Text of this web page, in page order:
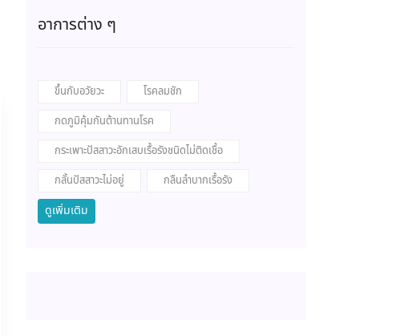
อาการต่าง ๆ
ขึ้นกับอวัยวะ
โรคลมชัก
กดภูมิคุ้มกันต้านทานโรค
กระเพาะปัสสาวะอักเสบเรื้อรังชนิดไม่ติดเชื้อ
กลั้นปัสสาวะไม่อยู่
กลืนลำบากเรื้อรัง
ดูเพิ่มเติม